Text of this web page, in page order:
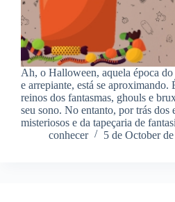
Ah, o Halloween, aquela época do
e arrepiante, está se aproximando.
reinos dos fantasmas, ghouls e
seu sono. No entanto, por trás dos
misteriosos e da tapeçaria de
conhecer
5 de October